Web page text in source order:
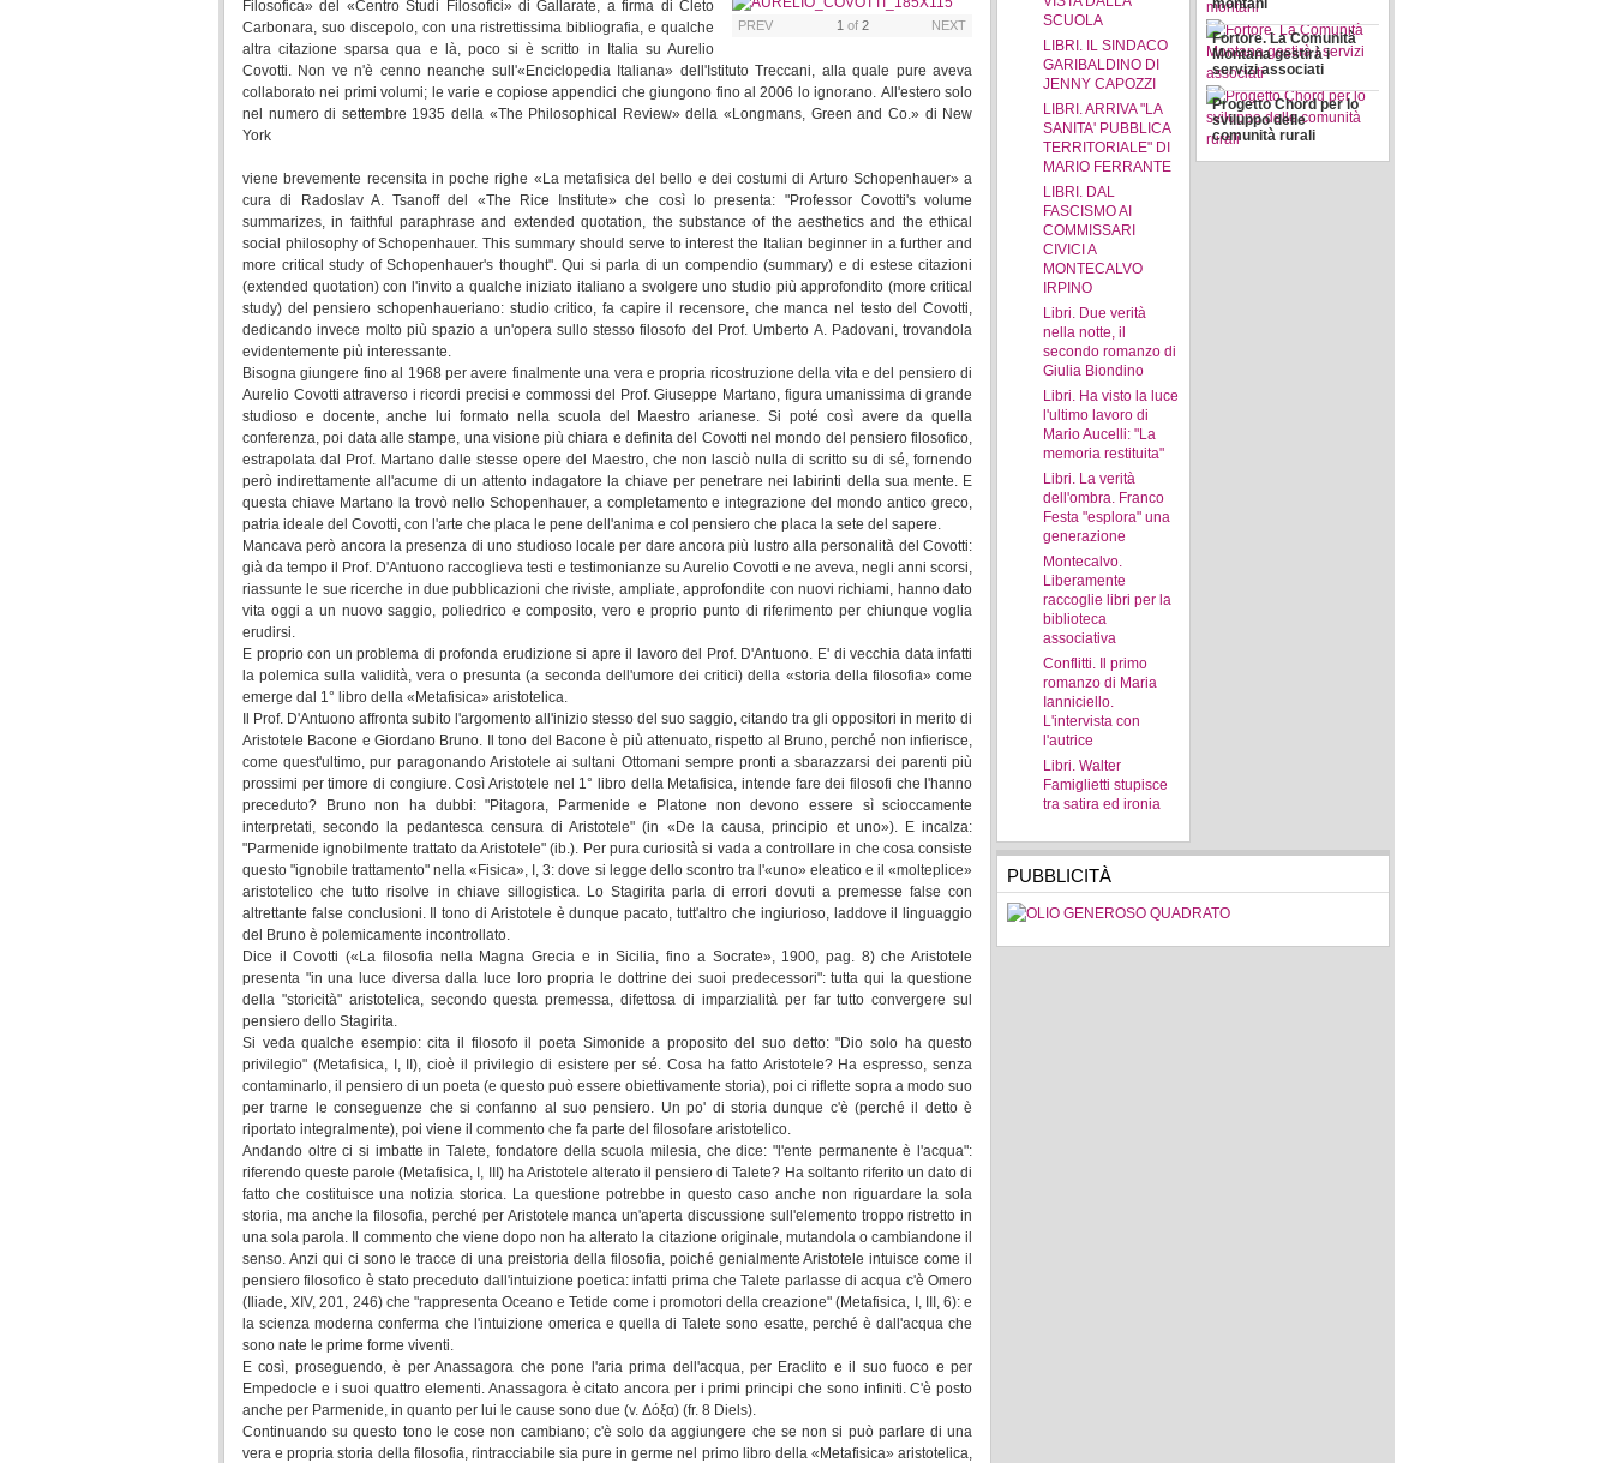
PREV 1 of 2 NEXT
Filosofica» del «Centro Studi Filosofici» di Gallarate, a firma di Cleto
Carbonara, suo discepolo, con una ristrettissima bibliografia, e qualche
altra citazione sparsa qua e là, poco si è scritto in Italia su Aurelio
Covotti. Non ve n'è cenno neanche sull'«Enciclopedia Italiana» dell'Istituto Treccani, alla quale pure aveva
collaborato nei primi volumi; le varie e copiose appendici che giungono fino al 2006 lo ignorano. All'estero solo
nel numero di settembre 1935 della «The Philosophical Review» della «Longmans, Green and Co.» di New
York
viene brevemente recensita in poche righe «La metafisica del bello e dei costumi di Arturo Schopenhauer» a
cura di Radoslav A. Tsanoff del «The Rice Institute» che così lo presenta: "Professor Covotti's volume
summarizes, in faithful paraphrase and extended quotation, the substance of the aesthetics and the ethical
social philosophy of Schopenhauer. This summary should serve to interest the Italian beginner in a further and
more critical study of Schopenhauer's thought". Qui si parla di un compendio (summary) e di estese citazioni
(extended quotation) con l'invito a qualche iniziato italiano a svolgere uno studio più approfondito (more critical
study) del pensiero schopenhaueriano: studio critico, fa capire il recensore, che manca nel testo del Covotti,
dedicando invece molto più spazio a un'opera sullo stesso filosofo del Prof. Umberto A. Padovani, trovandola
evidentemente più interessante.
Bisogna giungere fino al 1968 per avere finalmente una vera e propria ricostruzione della vita e del pensiero di
Aurelio Covotti attraverso i ricordi precisi e commossi del Prof. Giuseppe Martano, figura umanissima di grande
studioso e docente, anche lui formato nella scuola del Maestro arianese. Si poté così avere da quella
conferenza, poi data alle stampe, una visione più chiara e definita del Covotti nel mondo del pensiero filosofico,
estrapolata dal Prof. Martano dalle stesse opere del Maestro, che non lasciò nulla di scritto su di sé, fornendo
però indirettamente all'acume di un attento indagatore la chiave per penetrare nei labirinti della sua mente. E
questa chiave Martano la trovò nello Schopenhauer, a completamento e integrazione del mondo antico greco,
patria ideale del Covotti, con l'arte che placa le pene dell'anima e col pensiero che placa la sete del sapere.
Mancava però ancora la presenza di uno studioso locale per dare ancora più lustro alla personalità del Covotti:
già da tempo il Prof. D'Antuono raccoglieva testi e testimonianze su Aurelio Covotti e ne aveva, negli anni scorsi,
riassunte le sue ricerche in due pubblicazioni che riviste, ampliate, approfondite con nuovi richiami, hanno dato
vita oggi a un nuovo saggio, poliedrico e composito, vero e proprio punto di riferimento per chiunque voglia
erudirsi.
E proprio con un problema di profonda erudizione si apre il lavoro del Prof. D'Antuono. E' di vecchia data infatti
la polemica sulla validità, vera o presunta (a seconda dell'umore dei critici) della «storia della filosofia» come
emerge dal 1° libro della «Metafisica» aristotelica.
Il Prof. D'Antuono affronta subito l'argomento all'inizio stesso del suo saggio, citando tra gli oppositori in merito di
Aristotele Bacone e Giordano Bruno. Il tono del Bacone è più attenuato, rispetto al Bruno, perché non infierisce,
come quest'ultimo, pur paragonando Aristotele ai sultani Ottomani sempre pronti a sbarazzarsi dei parenti più
prossimi per timore di congiure. Così Aristotele nel 1° libro della Metafisica, intende fare dei filosofi che l'hanno
preceduto? Bruno non ha dubbi: "Pitagora, Parmenide e Platone non devono essere sì scioccamente
interpretati, secondo la pedantesca censura di Aristotele" (in «De la causa, principio et uno»). E incalza:
"Parmenide ignobilmente trattato da Aristotele" (ib.). Per pura curiosità si vada a controllare in che cosa consiste
questo "ignobile trattamento" nella «Fisica», I, 3: dove si legge dello scontro tra l'«uno» eleatico e il «molteplice»
aristotelico che tutto risolve in chiave sillogistica. Lo Stagirita parla di errori dovuti a premesse false con
altrettante false conclusioni. Il tono di Aristotele è dunque pacato, tutt'altro che ingiurioso, laddove il linguaggio
del Bruno è polemicamente incontrollato.
Dice il Covotti («La filosofia nella Magna Grecia e in Sicilia, fino a Socrate», 1900, pag. 8) che Aristotele
presenta "in una luce diversa dalla luce loro propria le dottrine dei suoi predecessori": tutta qui la questione
della "storicità" aristotelica, secondo questa premessa, difettosa di imparzialità per far tutto convergere sul
pensiero dello Stagirita.
Si veda qualche esempio: cita il filosofo il poeta Simonide a proposito del suo detto: "Dio solo ha questo
privilegio" (Metafisica, I, II), cioè il privilegio di esistere per sé. Cosa ha fatto Aristotele? Ha espresso, senza
contaminarlo, il pensiero di un poeta (e questo può essere obiettivamente storia), poi ci riflette sopra a modo suo
per trarne le conseguenze che si confanno al suo pensiero. Un po' di storia dunque c'è (perché il detto è
riportato integralmente), poi viene il commento che fa parte del filosofare aristotelico.
Andando oltre ci si imbatte in Talete, fondatore della scuola milesia, che dice: "l'ente permanente è l'acqua":
riferendo queste parole (Metafisica, I, III) ha Aristotele alterato il pensiero di Talete? Ha soltanto riferito un dato di
fatto che costituisce una notizia storica. La questione potrebbe in questo caso anche non riguardare la sola
storia, ma anche la filosofia, perché per Aristotele manca un'aperta discussione sull'elemento troppo ristretto in
una sola parola. Il commento che viene dopo non ha alterato la citazione originale, mutandola o cambiandone il
senso. Anzi qui ci sono le tracce di una preistoria della filosofia, poiché genialmente Aristotele intuisce come il
pensiero filosofico è stato preceduto dall'intuizione poetica: infatti prima che Talete parlasse di acqua c'è Omero
(Iliade, XIV, 201, 246) che "rappresenta Oceano e Tetide come i promotori della creazione" (Metafisica, I, III, 6): e
la scienza moderna conferma che l'intuizione omerica e quella di Talete sono esatte, perché è dall'acqua che
sono nate le prime forme viventi.
E così, proseguendo, è per Anassagora che pone l'aria prima dell'acqua, per Eraclito e il suo fuoco e per
Empedocle e i suoi quattro elementi. Anassagora è citato ancora per i primi principi che sono infiniti. C'è posto
anche per Parmenide, in quanto per lui le cause sono due (v. Δόξα) (fr. 8 Diels).
Continuando su questo tono le cose non cambiano; c'è solo da aggiungere che se non si può parlare di una
vera e propria storia della filosofia, rintracciabile sia pure in germe nel primo libro della «Metafisica» aristotelica,
SCUOLA
LIBRI. IL SINDACO
GARIBALDINO DI
JENNY CAPOZZI
LIBRI. ARRIVA "LA
SANITA' PUBBLICA
TERRITORIALE" DI
MARIO FERRANTE
LIBRI. DAL
FASCISMO AI
COMMISSARI
CIVICI A
MONTECALVO
IRPINO
Libri. Due verità
nella notte, il
secondo romanzo di
Giulia Biondino
Libri. Ha visto la luce
l'ultimo lavoro di
Mario Aucelli: "La
memoria restituita"
Libri. La verità
dell'ombra. Franco
Festa "esplora" una
generazione
Montecalvo.
Liberamente
raccoglie libri per la
biblioteca
associativa
Conflitti. Il primo
romanzo di Maria
Ianniciello.
L'intervista con
l'autrice
Libri. Walter
Famiglietti stupisce
tra satira ed ironia
montani
Fortore. La Comunità
Montana gestirà i
servizi associati
Progetto Chord per lo
sviluppo delle
comunità rurali
PUBBLICITÀ